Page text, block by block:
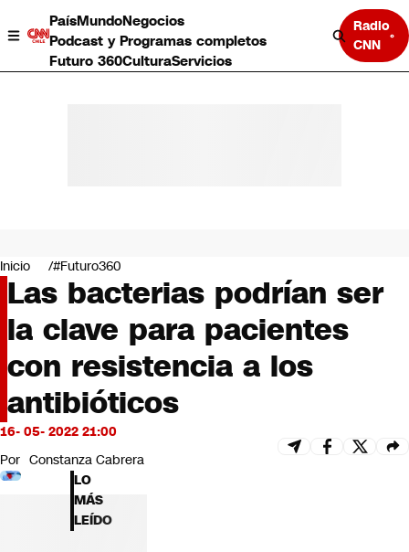
PaísMundoNegocios
Podcast y Programas completos
Futuro 360CulturaServicios
Radio
CNN
Negocios
Deportes
Programas completos
Cultura
Servicios
Bits
CNN tiempo
Futuro 360
Inicio #Futuro360
Las bacterias podrían ser
la clave para pacientes
con resistencia a los
antibióticos
16- 05- 2022 21:00
Por Constanza Cabrera
LO
MÁS
LEÍDO